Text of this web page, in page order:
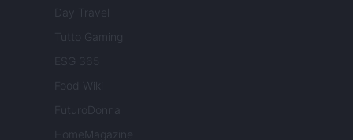
Day Travel
Tutto Gaming
ESG 365
Food Wiki
FuturoDonna
HomeMagazine